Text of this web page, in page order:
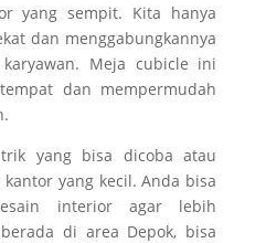
yang sempit. Kita hanya
dan menggabungkannya
Meja cubicle ini
dan mempermudah
yang bisa dicoba atau
yang kecil. Anda bisa
interior agar lebih
di area Depok, bisa